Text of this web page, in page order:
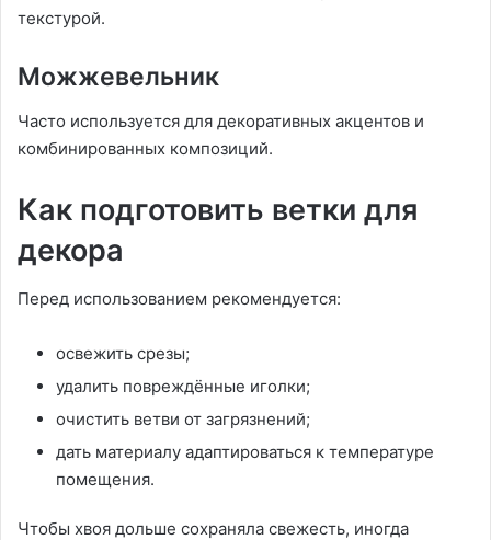
текстурой.
Можжевельник
Часто используется для декоративных акцентов и
комбинированных композиций.
Как подготовить ветки для
декора
Перед использованием рекомендуется:
освежить срезы;
удалить повреждённые иголки;
очистить ветви от загрязнений;
дать материалу адаптироваться к температуре
помещения.
Чтобы хвоя дольше сохраняла свежесть, иногда